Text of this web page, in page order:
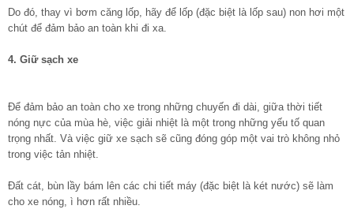
Do đó, thay vì bơm căng lốp, hãy để lốp (đặc biệt là lốp sau) non hơi một
chút để đảm bảo an toàn khi đi xa.
4. Giữ sạch xe
Để đảm bảo an toàn cho xe trong những chuyến đi dài, giữa thời tiết
nóng nực của mùa hè, việc giải nhiệt là một trong những yếu tố quan
trọng nhất. Và việc giữ xe sạch sẽ cũng đóng góp một vai trò không nhỏ
trong việc tản nhiệt.
Đất cát, bùn lầy bám lên các chi tiết máy (đặc biệt là két nước) sẽ làm
cho xe nóng, ì hơn rất nhiều.